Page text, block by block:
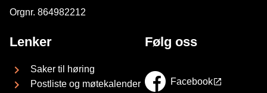
Orgnr. 864982212
Lenker
Saker til høring
Postliste og møtekalender
Følg oss
Facebook